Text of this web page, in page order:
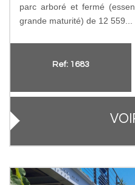
parc arboré et fermé
grande maturité) de 12 559...
Ref: 1683